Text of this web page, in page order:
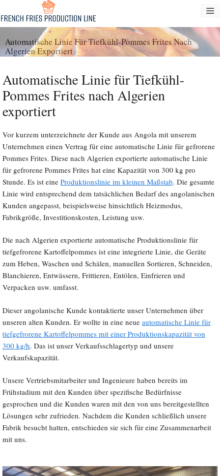
Inhalt
springen
Automatische Linie Für Tiefkühl-Pommes Frites Nach
Algerien Exportiert
Automatische Linie für Tiefkühl-
Pommes Frites nach Algerien
exportiert
Vor kurzem unterzeichnete der Kunde aus Angola mit unserem
Unternehmen einen Vertrag für eine automatische Linie für gefrorene
Pommes Frites. Diese nach Algerien exportierte automatische Linie
für gefrorene Pommes Frites hat eine Kapazität von 300 kg pro
Stunde. Es ist eine Produktionslinie im kleinen Maßstab. Die gesamte
Linie wird entsprechend dem tatsächlichen Bedarf des angolanischen
Kunden angepasst, beispielsweise hinsichtlich Heizmodus,
Fabrikgröße, Investitionskosten, Leistung usw.
Die nach Algerien exportierte automatische Produktionslinie für
tiefgefrorene Kartoffelpommes ist eine integrierte Linie, die Geräte
zum Heben, Waschen und Schälen, manuellen Sortieren, Schneiden,
Blanchieren, Entwässern, Frittieren, Entölen, Einfrieren und
Verpacken usw. umfasst.
Dieser angolanische Kunde kontaktierte unser Unternehmen über
unseren alten Kunden. Er wollte in eine neue automatische Linie für
tiefgefrorene Kartoffelpommes mit einer Produktionskapazität von
300 kg/h. Das ist unser Verkaufsschlagertyp und unsere
Verkaufskapazität.
Unsere Vertriebsmitarbeiter und Ingenieure haben bereits im
Frühstadium mit den Kunden über spezifische Bedürfnisse
gesprochen und die Kunden waren mit den von uns bereitgestellten
Lösungen sehr zufrieden. Nachdem die Kunden schließlich unsere
Fabrik besucht hatten, entschieden sie sich für eine Zusammenarbeit
mit uns.